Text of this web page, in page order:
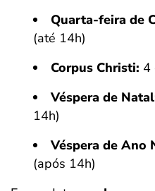
Quarta-feira de
(até 14h)
Corpus Christi: 4
Véspera de
14h)
Véspera de Ano
(após 14h)